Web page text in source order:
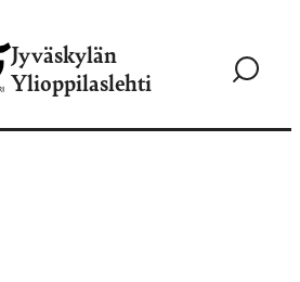
Jyväskylän
Ylioppilaslehti
Siirry